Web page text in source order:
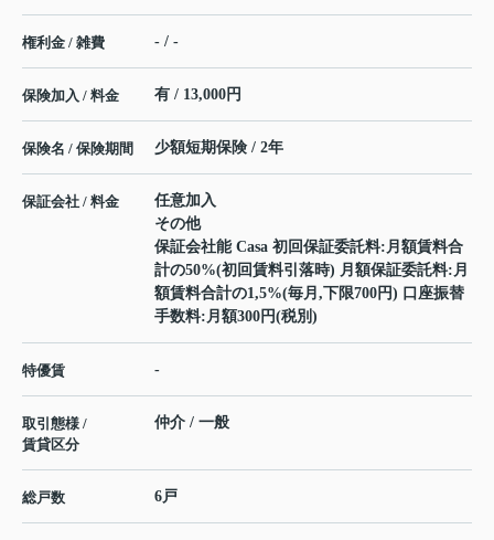
権利金 / 雑費 - / -
保険加入 / 料金 有 / 13,000円
保険名 / 保険期間 少額短期保険 / 2年
保証会社 / 料金
任意加入
その他
保証会社能 Casa 初回保証委託料:月額賃料合
計の50%(初回賃料引落時) 月額保証委託料:月
額賃料合計の1,5%(毎月,下限700円) 口座振替
手数料:月額300円(税別)
特優賃 -
取引態様 /
賃貸区分
仲介 / 一般
総戸数 6戸